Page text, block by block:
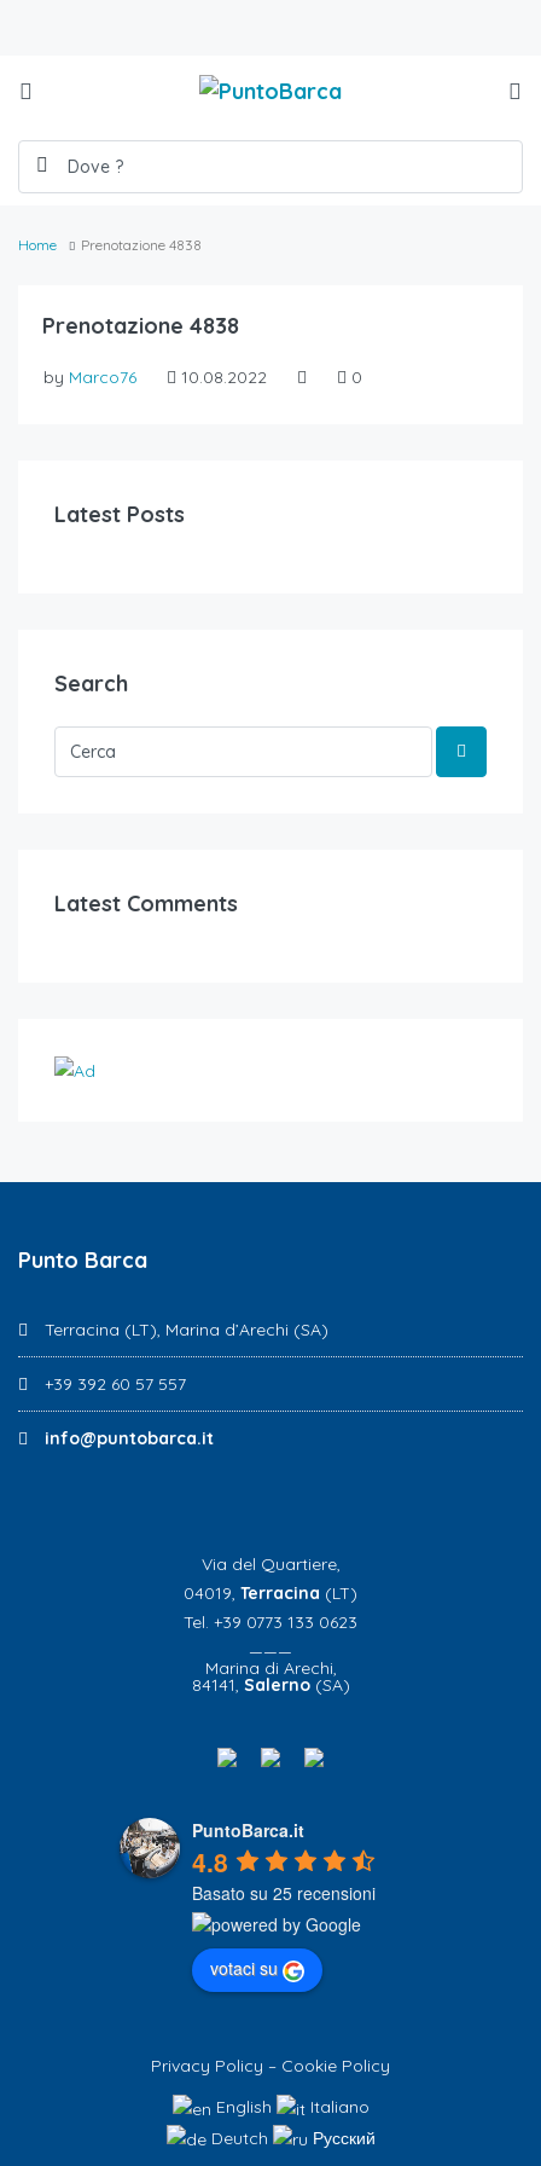
Home Prenotazione 4838
Prenotazione 4838
by Marco76 10.08.2022 0
Latest Posts
Search
Latest Comments
Punto Barca
Terracina (LT), Marina d’Arechi (SA)
+39 392 60 57 557
info@puntobarca.it
Via del Quartiere,
04019, Terracina (LT)
Tel. +39 0773 133 0623
———
Marina di Arechi,
84141, Salerno(SA)
PuntoBarca.it
4.8
Basato su 25 recensioni
votaci su
Privacy Policy – Cookie Policy
English
Italiano
Deutch
Русский